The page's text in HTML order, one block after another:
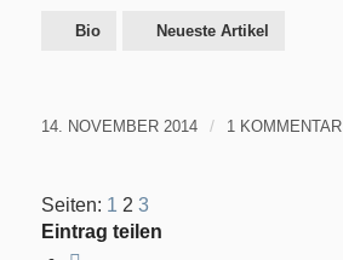
Bio Neueste Artikel
14. NOVEMBER 2014 / 1 KOMMENTAR
Seiten: 1 2 3
Eintrag teilen